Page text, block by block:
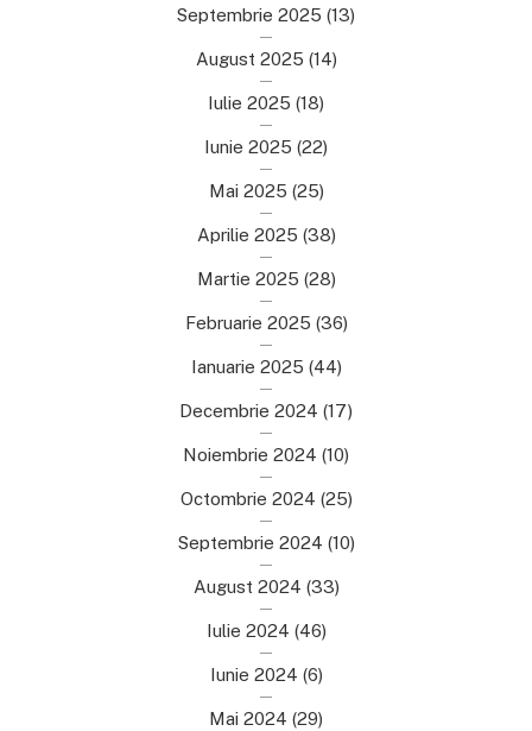
Septembrie 2025 (13)
August 2025 (14)
Iulie 2025 (18)
Iunie 2025 (22)
Mai 2025 (25)
Aprilie 2025 (38)
Martie 2025 (28)
Februarie 2025 (36)
Ianuarie 2025 (44)
Decembrie 2024 (17)
Noiembrie 2024 (10)
Octombrie 2024 (25)
Septembrie 2024 (10)
August 2024 (33)
Iulie 2024 (46)
Iunie 2024 (6)
Mai 2024 (29)